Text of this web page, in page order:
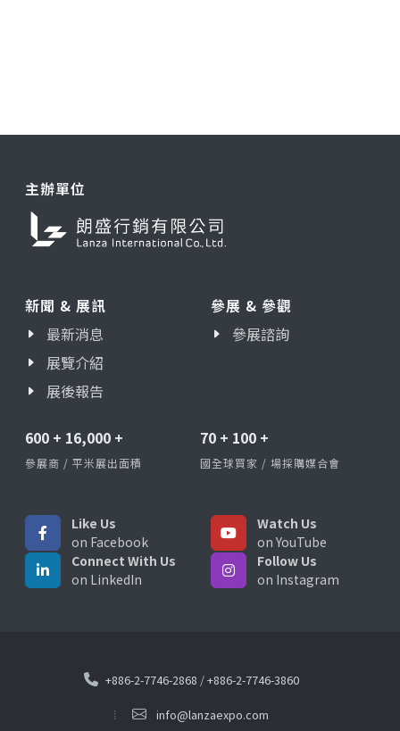
主辦單位
新聞 & 展訊
最新消息
展覽介紹
展後報告
參展 & 參觀
參展諮詢
600 + 16,000 +
參展商 / 平米展出面積
70 + 100 +
國全球買家 / 場採購媒合會
Like Us
on Facebook
Watch Us
on YouTube
Connect With Us
on LinkedIn
Follow Us
on Instagram
+886-2-7746-2868 /+886-2-7746-3860
info@lanzaexpo.com